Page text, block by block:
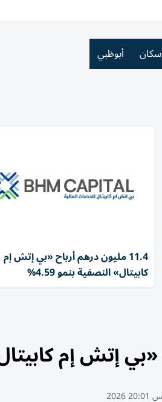
أبوظبي
11.4 مليون درهم أرباح «بي إتش إم
كابيتال» النصفية بنمو 4.59%